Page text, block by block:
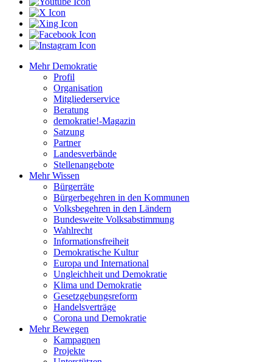
Mehr Demokratie
Profil
Organisation
Mitgliederservice
Beratung
demokratie!-Magazin
Satzung
Partner
Landesverbände
Stellenangebote
Mehr Wissen
Bürgerräte
Bürgerbegehren in den Kommunen
Volksbegehren in den Ländern
Bundesweite Volksabstimmung
Wahlrecht
Informationsfreiheit
Demokratische Kultur
Europa und International
Ungleichheit und Demokratie
Klima und Demokratie
Gesetzgebungsreform
Handelsverträge
Corona und Demokratie
Mehr Bewegen
Kampagnen
Projekte